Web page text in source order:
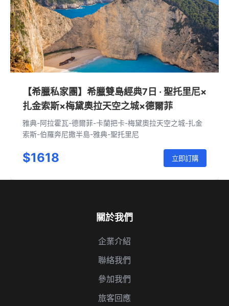
【希臘私家團】希臘雙島經典7日 · 聖托里尼×
扎金索斯×梅黛奧拉天空之城×德爾菲
雅典-阿拉霍瓦-德爾菲-卡蘭把卡-梅黛奧拉天空之城-扎金
索斯-伯羅奔尼撒半島-雅典-聖托里尼
$1618 立即訂購
關於我們
企業介紹
聯絡我們
參加我們
旅客回應